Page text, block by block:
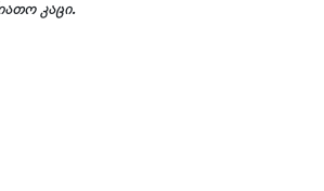
კაცი.